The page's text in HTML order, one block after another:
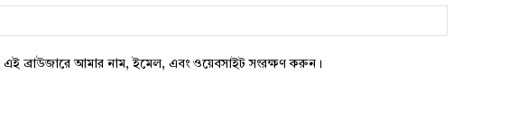
এই ব্রাউজারে আমার নাম, ইমেল, এবং ওয়েবসাইট সংরক্ষণ করুন।